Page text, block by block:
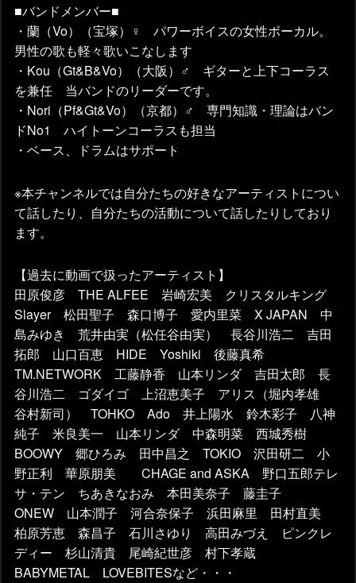
■バンドメンバー■
・蘭（Vo）（宝塚）♀ パワーボイスの女性ボーカル。
男性の歌も軽々歌いこなします
・Kou（Gt&B&Vo）（大阪）♂ ギターと上下コーラス
を兼任 当バンドのリーダーです。
・Nori（Pf&Gt&Vo）（京都）♂ 専門知識・理論はバン
ドNo1 ハイトーンコーラスも担当
・ベース、ドラムはサポート
※本チャンネルでは自分たちの好きなアーティストについ
て話したり、自分たちの活動について話したりしており
ます。
【過去に動画で扱ったアーティスト】
田原俊彦 THE ALFEE 岩崎宏美 クリスタルキング
Slayer 松田聖子 森口博子 愛内里菜 X JAPAN 中
島みゆき 荒井由実（松任谷由実） 長谷川浩二 吉田
拓郎 山口百恵 HIDE Yoshiki 後藤真希
TM.NETWORK 工藤静香 山本リンダ 吉田太郎 長
谷川浩二 ゴダイゴ 上沼恵美子 アリス（堀内孝雄
谷村新司） TOHKO Ado 井上陽水 鈴木彩子 八神
純子 米良美一 山本リンダ 中森明菜 西城秀樹
BOOWY 郷ひろみ 田中昌之 TOKIO 沢田研二 小
野正利 華原朋美 CHAGE and ASKA 野口五郎テレ
サ・テン ちあきなおみ 本田美奈子 藤圭子
ONEW 山本潤子 河合奈保子 浜田麻里 田村直美
柏原芳恵 森昌子 石川さゆり 高田みづえ ピンクレ
ディー 杉山清貴 尾崎紀世彦 村下孝蔵
BABYMETAL LOVEBITESなど・・・